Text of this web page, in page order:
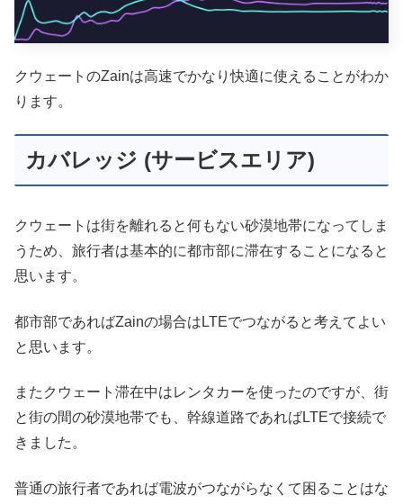
クウェートのZainは高速でかなり快適に使えることがわか
ります。
カバレッジ (サービスエリア)
クウェートは街を離れると何もない砂漠地帯になってしま
うため、旅行者は基本的に都市部に滞在することになると
思います。
都市部であればZainの場合はLTEでつながると考えてよい
と思います。
またクウェート滞在中はレンタカーを使ったのですが、街
と街の間の砂漠地帯でも、幹線道路であればLTEで接続で
きました。
普通の旅行者であれば電波がつながらなくて困ることはな